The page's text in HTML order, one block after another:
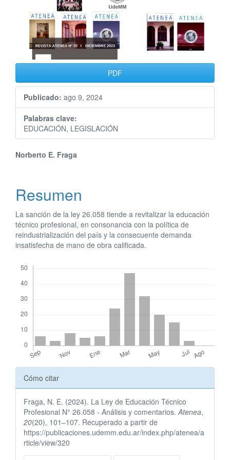
PDF
Publicado: ago 9, 2024
Palabras clave:
EDUCACIÓN, LEGISLACIÓN
Contenido
del
artículo
Norberto E. Fraga
Resumen
La sanción de la ley 26.058 tiende a revitalizar la educación
técnico profesional, en consonancia con la política de
reindustrialización del país y la consecuente demanda
insatisfecha de mano de obra calificada.
Detalles
del
artículo
Cómo citar
Fraga, N. E. (2024). La Ley de Educación Técnico
Profesional N° 26.058 ‐ Análisis y comentarios. Atenea,
20(20), 101–107. Recuperado a partir de
https://publicaciones.udemm.edu.ar/index.php/atenea/a
rticle/view/320